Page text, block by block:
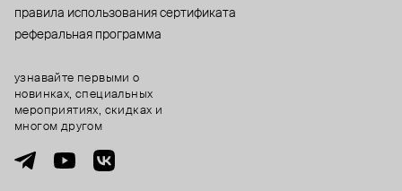
правила использования сертификата
реферальная программа
узнавайте первыми о
новинках, специальных
мероприятиях, скидках и
многом другом